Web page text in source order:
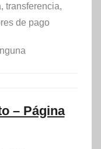
transferencia,
de pago
– Página